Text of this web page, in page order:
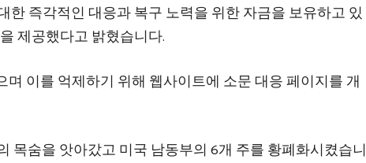
즉각적인 대응과 복구 노력을 위한 자금을 보유하고 있
제공했다고 밝혔습니다.
이를 억제하기 위해 웹사이트에 소문 대응 페이지를 개
목숨을 앗아갔고 미국 남동부의 6개 주를 황폐화시켰습니